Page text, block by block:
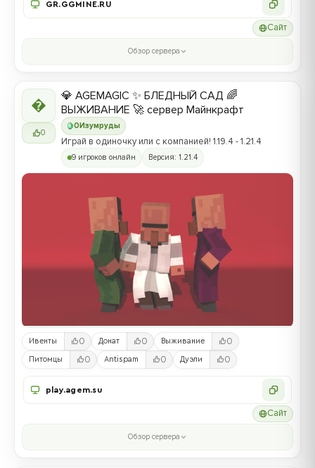
GR.GGMINE.RU
Сайт
Обзор сервера

0
0 Изумруды
💎 AGEMAGIC ✨ БЛЕДНЫЙ САД 🌈
ВЫЖИВАНИЕ 🚀 сервер Майнкрафт
Играй в одиночку или с компанией! 1.19.4 - 1.21.4
9 игроков онлайн Версия: 1.21.4
Ивенты 0 Донат 0 Выживание 0
Питомцы 0 Antispam 0 Дуэли 0
play.agem.su
Сайт
Обзор сервера